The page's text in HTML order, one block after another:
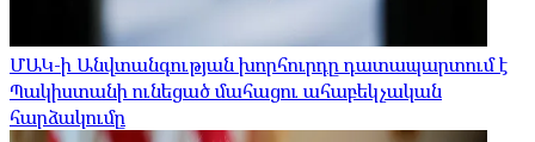
ՄԱԿ-ի Անվտանգության խորհուրդը դատապարտում է
Պակիստանի ունեցած մահացու ահաբեկչական
հարձակումը